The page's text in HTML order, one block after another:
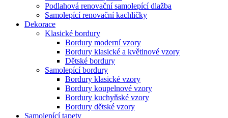
Podlahová renovační samolepící dlažba
Samolepící renovační kachličky
Dekorace
Klasické bordury
Bordury moderní vzory
Bordury klasické a květinové vzory
Dětské bordury
Samolepící bordury
Bordury klasické vzory
Bordury koupelnové vzory
Bordury kuchyňské vzory
Bordury dětské vzory
Samolepící tapety